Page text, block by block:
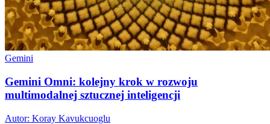
Gemini
Gemini Omni: kolejny krok w rozwoju
multimodalnej sztucznej inteligencji
Autor: Koray Kavukcuoglu